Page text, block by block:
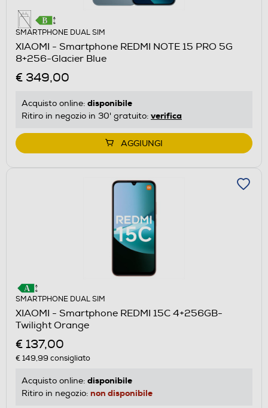
SMARTPHONE DUAL SIM
XIAOMI - Smartphone REDMI NOTE 15 PRO 5G
8+256-Glacier Blue
€ 349,00
Acquisto online: disponibile
Ritiro in negozio in 30' gratuito: verifica
AGGIUNGI
SMARTPHONE DUAL SIM
XIAOMI - Smartphone REDMI 15C 4+256GB-
Twilight Orange
€ 137,00
€ 149,99 consigliato
Acquisto online: disponibile
Ritiro in negozio: non disponibile